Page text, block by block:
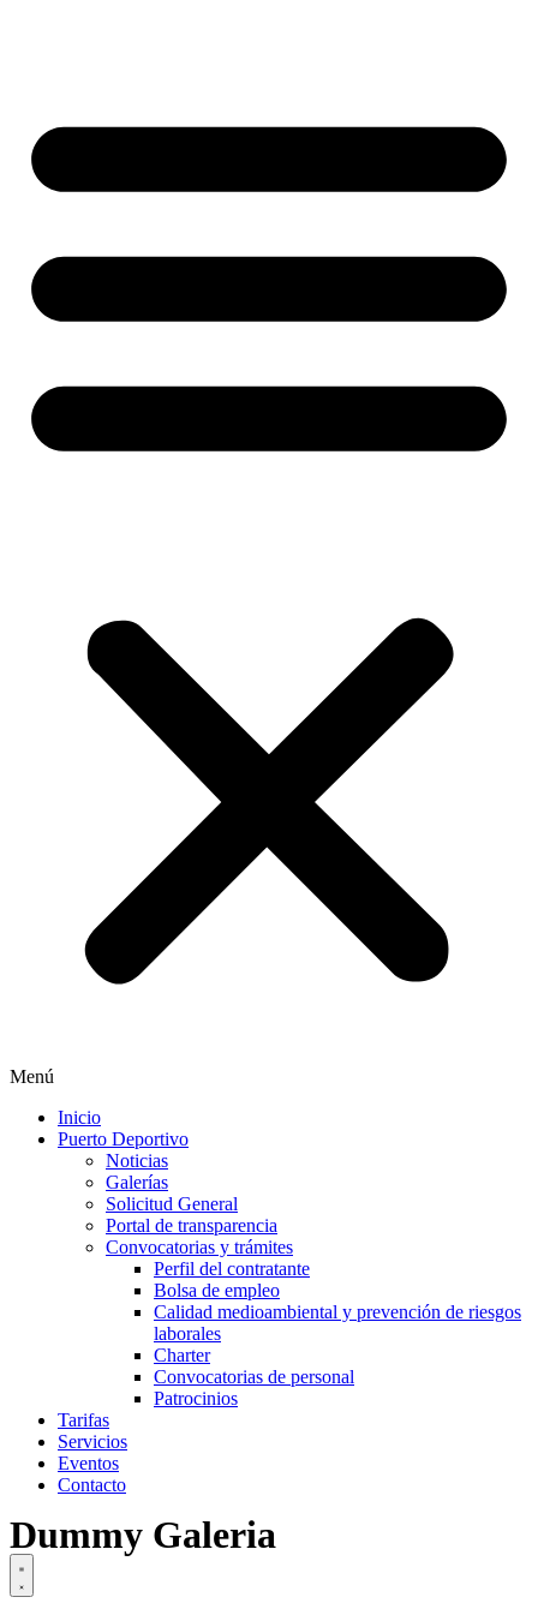
Menú
Inicio
Puerto Deportivo
Noticias
Galerías
Solicitud General
Portal de transparencia
Convocatorias y trámites
Perfil del contratante
Bolsa de empleo
Calidad medioambiental y prevención de riesgos
laborales
Charter
Convocatorias de personal
Patrocinios
Tarifas
Servicios
Eventos
Contacto
Dummy Galeria